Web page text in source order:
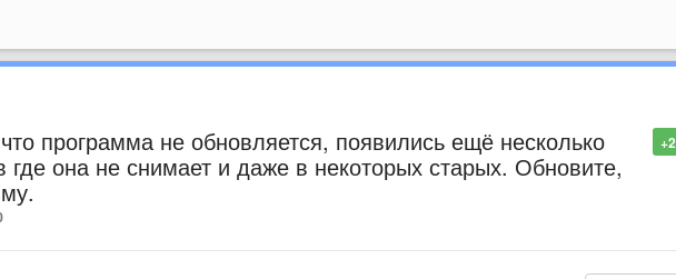
+2
программа не обновляется, появились ещё несколько
где она не снимает и даже в некоторых старых. Обновите,